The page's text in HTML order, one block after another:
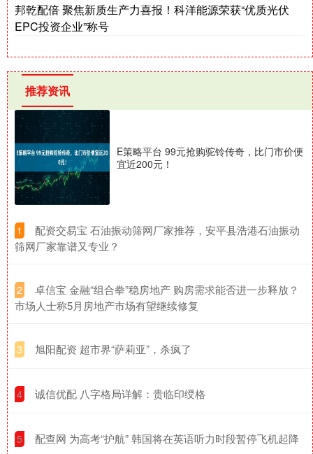
邦乾配倍 聚焦新质生产力喜报！科洋能源荣获“优质光伏
EPC投资企业”称号
推荐资讯
E策略平台 99元抢购驼铃传奇，比门市价便
宜近200元！
1
​配资交易宝 石油振动筛网厂家推荐，安平县浩港石油振动
筛网厂家靠谱又专业？
2
​卓信宝 金融“组合拳”稳房地产 购房需求能否进一步释放？
市场人士称5月房地产市场有望继续修复
3 ​旭阳配资 超市界“萨莉亚”，杀疯了
4 ​诚信优配 八字格局详解：贵临印绶格
5 ​配查网 为高考“护航” 韩国将在英语听力时段暂停飞机起降